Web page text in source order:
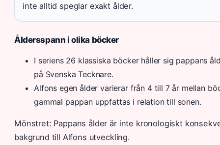
inte alltid speglar exakt ålder.
Åldersspann i olika böcker
I seriens 26 klassiska böcker håller sig pappans
på Svenska Tecknare.
Alfons egen ålder varierar från 4 till 7 år mellan
gammal pappan uppfattas i relation till sonen.
Mönstret: Pappans ålder är inte kronologiskt
bakgrund till Alfons utveckling.